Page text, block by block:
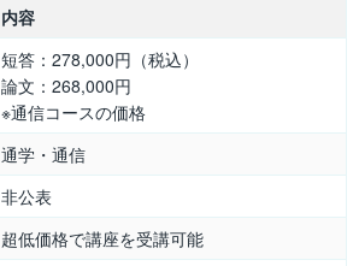
内容
短答：278,000円（税込）
論文：268,000円
※通信コースの価格
通学・通信
非公表
超低価格で講座を受講可能